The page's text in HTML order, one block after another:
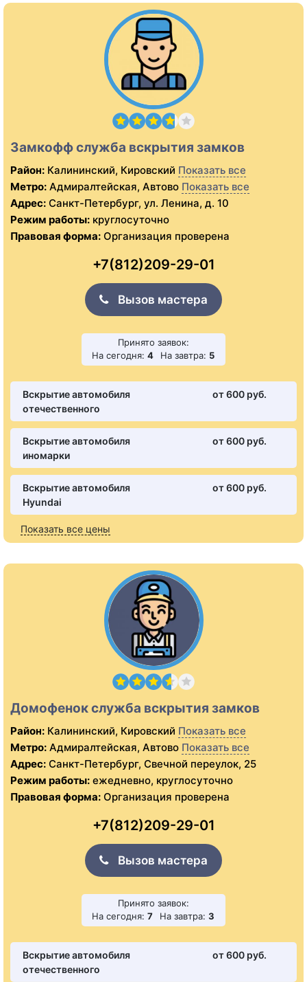
Замкофф служба вскрытия замков
Район: Калининский, Кировский Показать все
Метро: Адмиралтейская, Автово Показать все
Адрес: Санкт-Петербург, ул. Ленина, д. 10
Режим работы: круглосуточно
Правовая форма: Организация проверена
+7(812)209-29-01
Вызов мастера
Принято заявок:
На сегодня: 4 На завтра: 5
Вскрытие автомобиля
отечественного
от 600 pуб.
Вскрытие автомобиля
иномарки
от 600 pуб.
Вскрытие автомобиля
Hyundai
от 600 pуб.
Показать все цены
Домофенок служба вскрытия замков
Район: Калининский, Кировский Показать все
Метро: Адмиралтейская, Автово Показать все
Адрес: Санкт-Петербург, Свечной переулок, 25
Режим работы: ежедневно, круглосуточно
Правовая форма: Организация проверена
+7(812)209-29-01
Вызов мастера
Принято заявок:
На сегодня: 7 На завтра: 3
Вскрытие автомобиля
отечественного
от 600 pуб.